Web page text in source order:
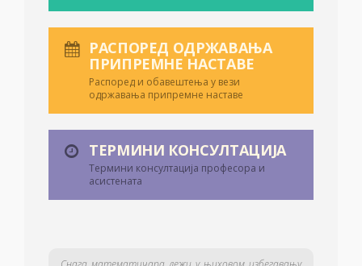
РАСПОРЕД ОДРЖАВАЊА
ПРИПРЕМНЕ НАСТАВЕ
Распоред и обавештења у вези
одржавања припремне наставе
ТЕРМИНИ КОНСУЛТАЦИЈА
Термини консултација професора и
асистената